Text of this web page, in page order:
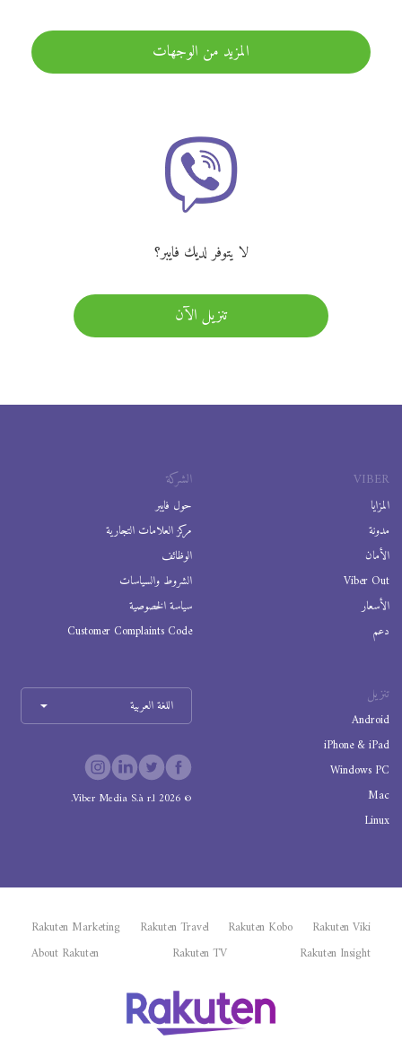
المزيد من الوجهات
لا يتوفر لديك فايبر؟
تنزيل الآن
VIBER
المزايا
مدونة
الأمان
Viber Out
الأسعار
دعم
الشركة
حول فايبر
مركز العلامات التجارية
الوظائف
الشروط والسياسات
سياسة الخصوصية
Customer Complaints Code
تنزيل
Android
iPhone & iPad
Windows PC
Mac
Linux
اللغة العربية
©
2026
Viber Media S.à r.l.
Rakuten Viki
Rakuten Kobo
Rakuten Travel
Rakuten Marketing
Rakuten Insight
Rakuten TV
About Rakuten